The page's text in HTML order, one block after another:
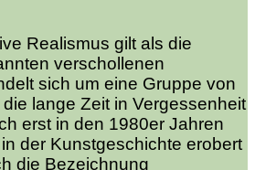
Realismus gilt als die
verschollenen
sich um eine Gruppe von
lange Zeit in Vergessenheit
erst in den 1980er Jahren
der Kunstgeschichte erobert
die Bezeichnung